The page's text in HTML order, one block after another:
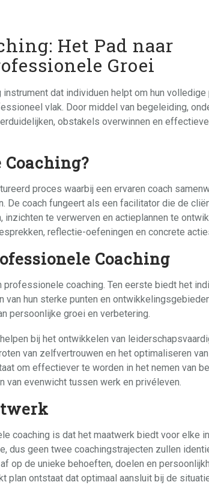
Het Pad naar
Groei
dat individuen helpt om hun
vlak. Door middel van begeleiding,
obstakels overwinnen en
proces waarbij een ervaren coach
De coach fungeert als een facilitator die de
inzichten te verwerven en actieplannen te
reflectie-oefeningen en concrete
Coaching
professionele coaching. Ten eerste biedt het
hun sterke punten en
persoonlijke groei en verbetering.
bij het ontwikkelen van
van zelfvertrouwen en het optimaliseren
om effectiever te worden in het nemen van
van evenwicht tussen werk en privéleven.
coaching is dat het maatwerk biedt voor elke
dus geen twee coachingstrajecten zullen
op de unieke behoeften, doelen en
plan ontstaat dat optimaal aansluit bij de